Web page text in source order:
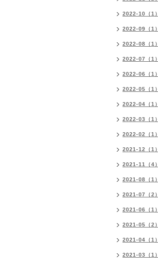
2022-10（1）
2022-09（1）
2022-08（1）
2022-07（1）
2022-06（1）
2022-05（1）
2022-04（1）
2022-03（1）
2022-02（1）
2021-12（1）
2021-11（4）
2021-08（1）
2021-07（2）
2021-06（1）
2021-05（2）
2021-04（1）
2021-03（1）